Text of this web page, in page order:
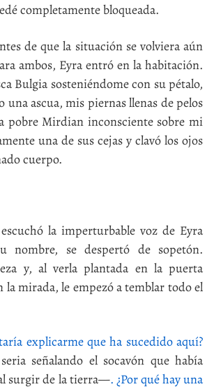
completamente bloqueada.
de que la situación se volviera aún
ambos, Eyra entró en la habitación.
Bulgia sosteniéndome con su pétalo,
una ascua, mis piernas llenas de pelos
pobre Mirdian inconsciente sobre mi
una de sus cejas y clavó los ojos
cuerpo.
la imperturbable voz de Eyra
nombre, se despertó de sopetón.
y, al verla plantada en la puerta
mirada, le empezó a temblar todo el
explicarme que ha sucedido aquí?
señalando el socavón que había
surgir de la tierra—. ¿Por qué hay una